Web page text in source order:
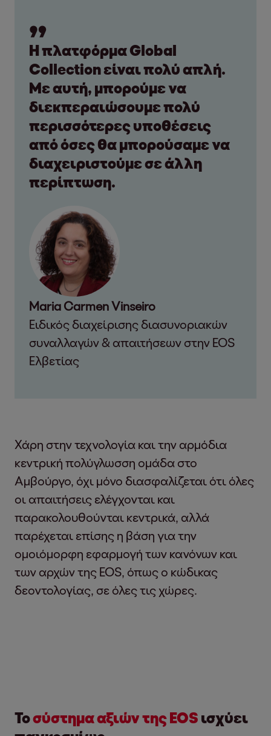
Η πλατφόρμα Global
Collection είναι πολύ απλή.
Με αυτή, μπορούμε να
διεκπεραιώσουμε πολύ
περισσότερες υποθέσεις
από όσες θα μπορούσαμε να
διαχειριστούμε σε άλλη
περίπτωση.
Maria Carmen Vinseiro
Ειδικός διαχείρισης διασυνοριακών
συναλλαγών & απαιτήσεων στην EOS
Ελβετίας
Χάρη στην τεχνολογία και την αρμόδια
κεντρική πολύγλωσση ομάδα στο
Αμβούργο, όχι μόνο διασφαλίζεται ότι όλες
οι απαιτήσεις ελέγχονται και
παρακολουθούνται κεντρικά, αλλά
παρέχεται επίσης η βάση για την
ομοιόμορφη εφαρμογή των κανόνων και
των αρχών της EOS, όπως ο κώδικας
δεοντολογίας, σε όλες τις χώρες.
Τοσύστημα αξιών της EOS ισχύει